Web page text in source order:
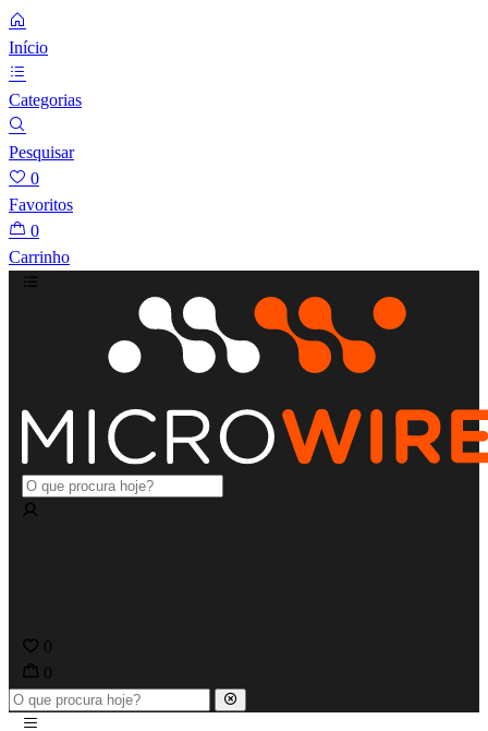
Início
Categorias
Pesquisar
0
Favoritos
0
Carrinho
0
0